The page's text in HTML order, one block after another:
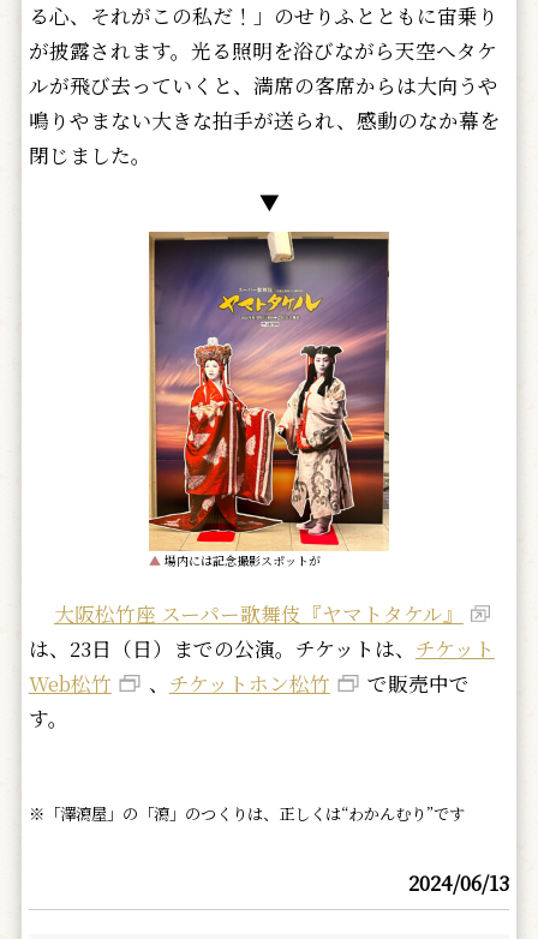
る心、それがこの私だ！」のせりふとともに宙乗り
が披露されます。光る照明を浴びながら天空へタケ
ルが飛び去っていくと、満席の客席からは大向うや
鳴りやまない大きな拍手が送られ、感動のなか幕を
閉じました。
▼
▲ 場内には記念撮影スポットが
大阪松竹座 スーパー歌舞伎『ヤマトタケル』
は、23日（日）までの公演。チケットは、 チケット
Web松竹
、 チケットホン松竹
で販売中で
す。
※「澤瀉屋」の「瀉」のつくりは、正しくは“わかんむり”です
2024/06/13